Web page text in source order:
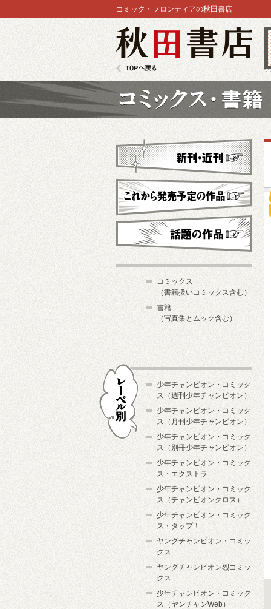
コミック・フロンティアの秋田書店
新刊・近刊
これから発売予定
コミックス
（書籍扱いコミックス含む）
書籍
（写真集とムック含む）
少年チャンピオン・コミック
ス（週刊少年チャンピオン）
少年チャンピオン・コミック
ス（月刊少年チャンピオン）
少年チャンピオン・コミック
ス（別冊少年チャンピオン）
少年チャンピオン・コミック
ス・エクストラ
少年チャンピオン・コミック
ス（チャンピオンクロス）
少年チャンピオン・コミック
ス・タップ！
ヤングチャンピオン・コミッ
クス
ヤングチャンピオン烈コミッ
クス
少年チャンピオン・コミック
ス（ヤンチャンWeb）